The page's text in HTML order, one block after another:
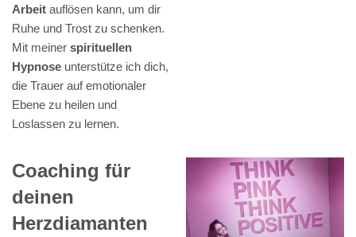
Arbeit auflösen kann, um dir
Ruhe und Trost zu schenken.
Mit meiner spirituellen
Hypnose unterstütze ich dich,
die Trauer auf emotionaler
Ebene zu heilen und
Loslassen zu lernen.
Coaching für
deinen
Herzdiamanten